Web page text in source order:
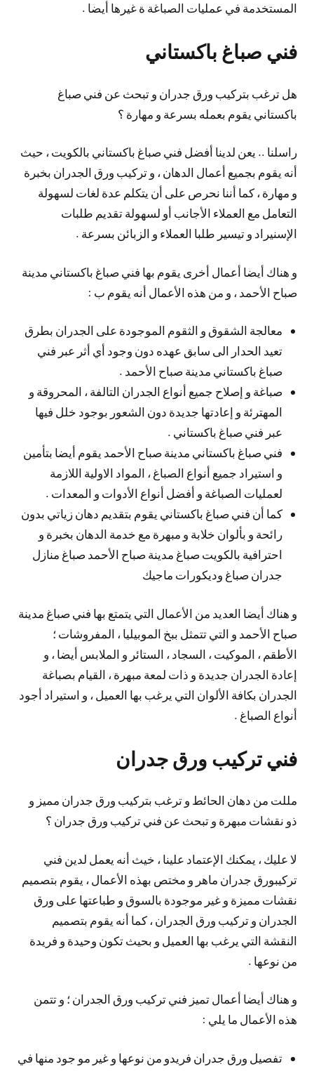
المستخدمة في عمليات الصباغة ة غيرها أيضا .
فني صباغ باكستاني
هل ترغب بتركيب ورق جدران و تبحث عن فني صباغ
باكستاني يقوم بعمله بسرعة و مهارة ؟
راسلنا .. يعن لدينا أفضل فني صباغ باكستاني بالكويت ، حيث
أنه يقوم بجميع أعمال الدهان ، و تركيب ورق الجدران بخبرة
و مهارة ، كما أننا نحرص على أن يتكلم عدة لغات لسهولة
التعامل مع العملاء الأجانب أو لسهولة تقديم طلبات
الإسنيراد و تيسير طلبا العملاء و الزبائن بسرعة .
و هناك أيضا أعمال أخرى يقوم بها فني صباغ باكستاني مدينة
صباح الأحمد ، و من هذه الأعمال أنه يقوم ب :
معالجة الشقوق و الثقوم الموجودة على الجدران بطرق
تعيد الحدار الى سابق عهده دون وجود أي أثر عبر فني
صباغ باكستاني مدينة صباح الأحمد .
صباغة و إصلاح جميع أنواع الجدران التالفة ، المحروقة و
المهترئة و إعادتها جديدة دون الشعور بوجود خلل فيها
عبر فني صباغ باكستاني .
فني صباغ باكستاني مدينة صباح الأحمد يقوم أيضا بتأمين
و استيراد جميع أنواع الصباغ ، المواد الاولية اللازمة
لعمليات الصباغة و أفضل أنواع الأدوات و المعدات .
كما أن فني صباغ باكستاني يقوم بتقديم دهان زياتي بدون
رائحة و بألوان خلابة و مبهرة مع خدمة الدهان بخبرة و
احترافية بالكويت صباغ مدينة صباح الأحمد صباغ منازل
جدران صباغ وديكورات ماجيك
و هناك أيضا العديد من الأعمال التي يتمتع بها فني صباغ مدينة
صباح الأحمد و التي تتمثل ببخ الموبيليا ، المفروشات ؛
الأطقم ، الموكيت ، السجاد ، الستائر و الملابس أيضا ، و
إعادة الجدران جديدة و ذات لمعة مبهرة ، القيام بصباغة
الجدران بكافة الألوان التي يرغب بها العميل ، و استيراد أجود
أنواع الصباغ .
فني تركيب ورق جدران
مللت من دهان الحائط و ترغب بتركيب ورق جدران مميز و
ذو نقشات مبهرة و تبحث عن فني تركيب ورق جدران ؟
لا عليك ، يمكنك الإعتماد علينا ، خيث أنه يعمل لدين فني
تركيبورق جدران ماهر و مختص بهذه الأعمال ، يقوم بتصميم
نقشات مميزة و غير موجودة بالسوق و طباعتها على ورق
الجدران و تركيب ورق الجدران ، كما أنه يقوم بتصميم
النقشة التي يرغب بها العميل و بحيث تكون وحيدة و فريدة
من نوعها .
و هناك أيضا أعمال تميز فني تركيب ورق الجدران ؛ و تتمن
هذه الأعمال ما يلي :
تفصيل ورق جدران فريدو من نوعها و غير مو جود منها في